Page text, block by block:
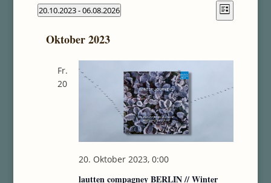
Veranstaltungen Liste
20.10.2023 - 06.08.2026
wählen.
Oktober 2023
Fr.
20
lautten compagney BERLIN // Winter
20. Oktober 2023, 0:00